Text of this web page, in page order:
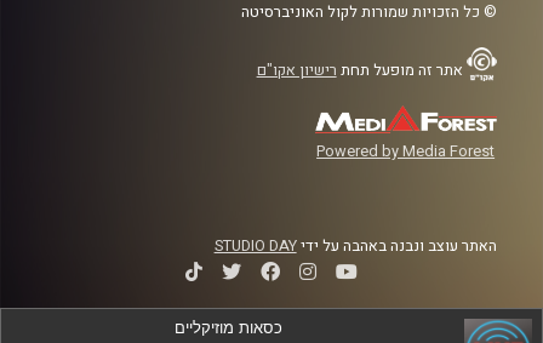
© כל הזכויות שמורות לקול האוניברסיטה
אתר זה מופעל תחת רישיון אקו"ם
Powered by Media Forest
האתר עוצב ונבנה באהבה על ידיSTUDIO DAY
כסאות מוזיקליים